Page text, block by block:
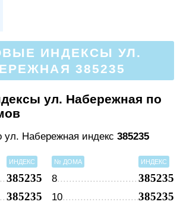
ИНДЕКСЫ УЛ.
385235
ул. Набережная по
ул. Набережная индекс 385235
ИНДЕКС
385235
385235
№ ДОМА ИНДЕКС
8 385235
10 385235